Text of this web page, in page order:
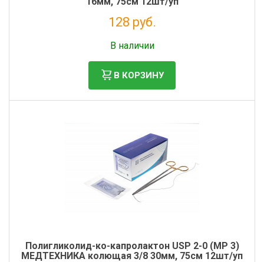
128 руб.
В наличии
В КОРЗИНУ
Полигликолид-ко-капролактон USP 2-0 (MР 3)
МЕДТЕХНИКА колющая 3/8 30мм, 75см 12шт/уп